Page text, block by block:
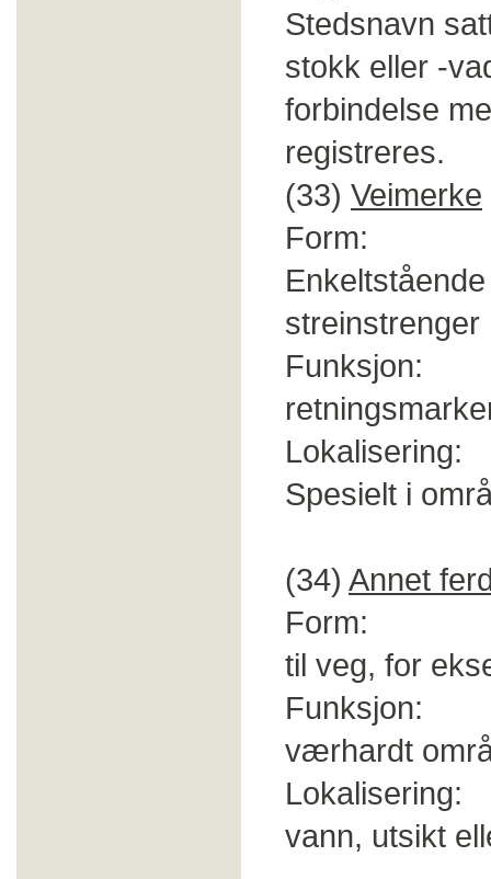
Stedsnavn
stokk eller -
forbindelse
registreres.
(33) Veimerke
Form:
Funksjon:
Lokalisering:
Spesielt i
(34) Annet
Form:
til veg, for
Funksjon:
værhardt
Lokalisering:
vann, utsikt